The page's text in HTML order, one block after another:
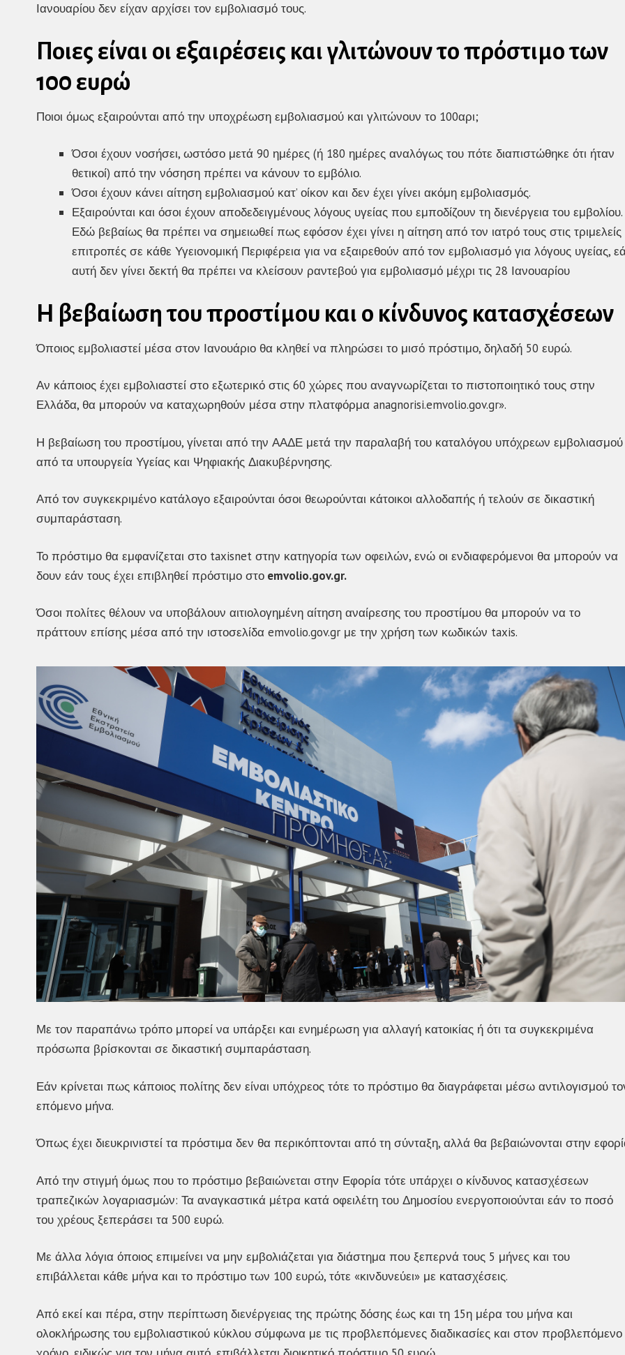
Ιανουαρίου δεν είχαν αρχίσει τον εμβολιασμό τους.
Ποιες είναι οι εξαιρέσεις και γλιτώνουν το πρόστιμο των
100 ευρώ
Ποιοι όμως εξαιρούνται από την υποχρέωση εμβολιασμού και γλιτώνουν το 100αρι;
Όσοι έχουν νοσήσει, ωστόσο μετά 90 ημέρες (ή 180 ημέρες αναλόγως του πότε διαπιστώθηκε ότι ήταν
θετικοί) από την νόσηση πρέπει να κάνουν το εμβόλιο.
Όσοι έχουν κάνει αίτηση εμβολιασμού κατ’ οίκον και δεν έχει γίνει ακόμη εμβολιασμός.
Εξαιρούνται και όσοι έχουν αποδεδειγμένους λόγους υγείας που εμποδίζουν τη διενέργεια του εμβολίου.
Εδώ βεβαίως θα πρέπει να σημειωθεί πως εφόσον έχει γίνει η αίτηση από τον ιατρό τους στις τριμελείς
επιτροπές σε κάθε Υγειονομική Περιφέρεια για να εξαιρεθούν από τον εμβολιασμό για λόγους υγείας,
αυτή δεν γίνει δεκτή θα πρέπει να κλείσουν ραντεβού για εμβολιασμό μέχρι τις 28 Ιανουαρίου
Η βεβαίωση του προστίμου και ο κίνδυνος κατασχέσεων
Όποιος εμβολιαστεί μέσα στον Ιανουάριο θα κληθεί να πληρώσει το μισό πρόστιμο, δηλαδή 50 ευρώ.
Αν κάποιος έχει εμβολιαστεί στο εξωτερικό στις 60 χώρες που αναγνωρίζεται το πιστοποιητικό τους στην
Ελλάδα, θα μπορούν να καταχωρηθούν μέσα στην πλατφόρμα anagnorisi.emvolio.gov.gr».
Η βεβαίωση του προστίμου, γίνεται από την ΑΑΔΕ μετά την παραλαβή του καταλόγου υπόχρεων εμβολιασμού
από τα υπουργεία Υγείας και Ψηφιακής Διακυβέρνησης.
Από τον συγκεκριμένο κατάλογο εξαιρούνται όσοι θεωρούνται κάτοικοι αλλοδαπής ή τελούν σε δικαστική
συμπαράσταση.
Το πρόστιμο θα εμφανίζεται στο taxisnet στην κατηγορία των οφειλών, ενώ οι ενδιαφερόμενοι θα μπορούν να
δουν εάν τους έχει επιβληθεί πρόστιμο στο emvolio.gov.gr.
Όσοι πολίτες θέλουν να υποβάλουν αιτιολογημένη αίτηση αναίρεσης του προστίμου θα μπορούν να το
πράττουν επίσης μέσα από την ιστοσελίδα emvolio.gov.gr με την χρήση των κωδικών taxis.
Με τον παραπάνω τρόπο μπορεί να υπάρξει και ενημέρωση για αλλαγή κατοικίας ή ότι τα συγκεκριμένα
πρόσωπα βρίσκονται σε δικαστική συμπαράσταση.
Εάν κρίνεται πως κάποιος πολίτης δεν είναι υπόχρεος τότε το πρόστιμο θα διαγράφεται μέσω αντιλογισμού
επόμενο μήνα.
Όπως έχει διευκρινιστεί τα πρόστιμα δεν θα περικόπτονται από τη σύνταξη, αλλά θα βεβαιώνονται στην
Από την στιγμή όμως που το πρόστιμο βεβαιώνεται στην Εφορία τότε υπάρχει ο κίνδυνος κατασχέσεων
τραπεζικών λογαριασμών: Τα αναγκαστικά μέτρα κατά οφειλέτη του Δημοσίου ενεργοποιούνται εάν το ποσό
του χρέους ξεπεράσει τα 500 ευρώ.
Με άλλα λόγια όποιος επιμείνει να μην εμβολιάζεται για διάστημα που ξεπερνά τους 5 μήνες και του
επιβάλλεται κάθε μήνα και το πρόστιμο των 100 ευρώ, τότε «κινδυνεύει» με κατασχέσεις.
Από εκεί και πέρα, στην περίπτωση διενέργειας της πρώτης δόσης έως και τη 15η μέρα του μήνα και
ολοκλήρωσης του εμβολιαστικού κύκλου σύμφωνα με τις προβλεπόμενες διαδικασίες και στον προβλεπόμενο